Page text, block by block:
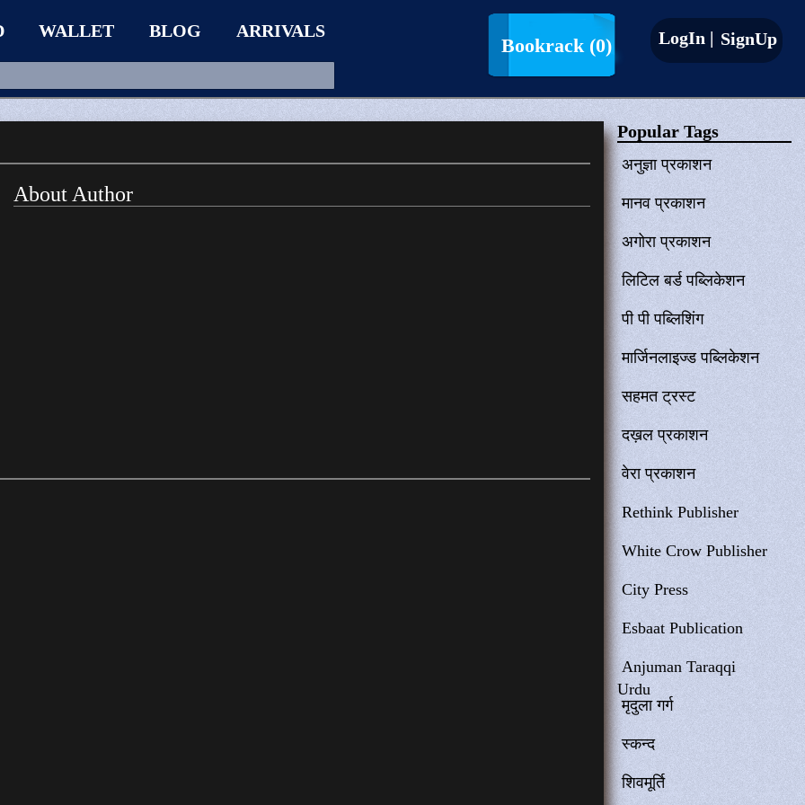
WALLET BLOG ARRIVALS
Bookrack (0) LogIn | SignUp
About Author
Popular Tags
अनुज्ञा प्रकाशन
मानव प्रकाशन
अगोरा प्रकाशन
लिटिल बर्ड पब्लिकेशन
पी पी पब्लिशिंग
मार्जिनलाइज्ड पब्लिकेशन
सहमत ट्रस्ट
दख़ल प्रकाशन
वेरा प्रकाशन
Rethink Publisher
White Crow Publisher
City Press
Esbaat Publication
Anjuman Taraqqi
Urdu
मृदुला गर्ग
स्कन्द
शिवमूर्ति